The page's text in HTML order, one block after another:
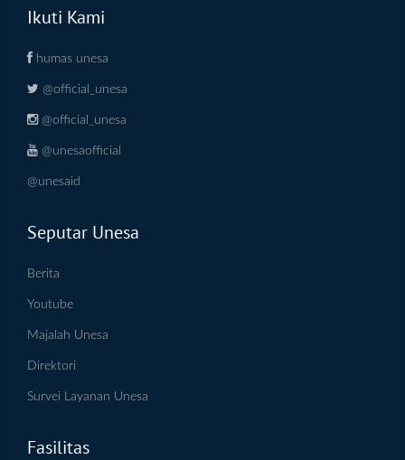
Ikuti Kami
humas unesa
@official_unesa
@official_unesa
@unesaofficial
@unesaid
Seputar Unesa
Berita
Youtube
Majalah Unesa
Direktori
Survei Layanan Unesa
Fasilitas